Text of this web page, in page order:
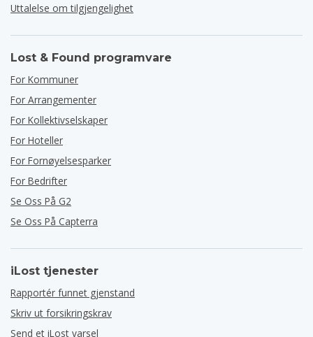
Uttalelse om tilgjengelighet
Lost & Found programvare
For Kommuner
For Arrangementer
For Kollektivselskaper
For Hoteller
For Fornøyelsesparker
For Bedrifter
Se Oss På G2
Se Oss På Capterra
iLost tjenester
Rapportér funnet gjenstand
Skriv ut forsikringskrav
Send et iLost varsel